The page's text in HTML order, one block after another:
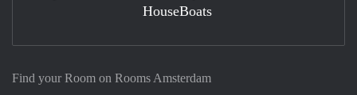
Find your Room on Rooms Amsterdam
HouseBoats